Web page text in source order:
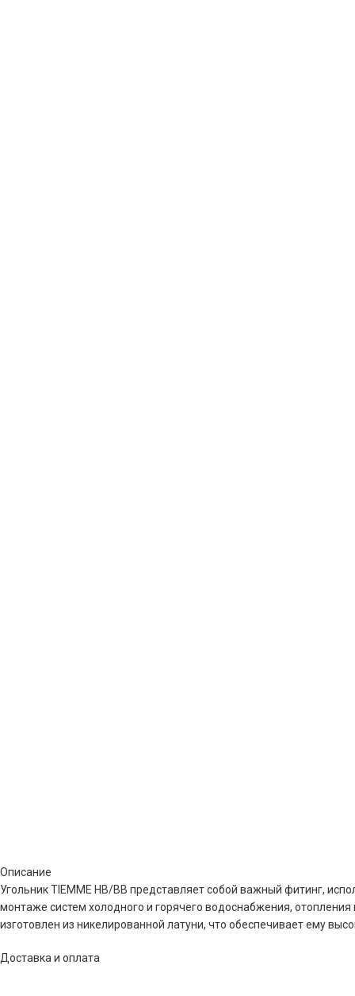
Описание
Угольник TIEMME НВ/ВВ представляет собой важный фитинг,
монтаже систем холодного и горячего водоснабжения,
изготовлен из никелированной латуни, что обеспечивает ему
Доставка и оплата